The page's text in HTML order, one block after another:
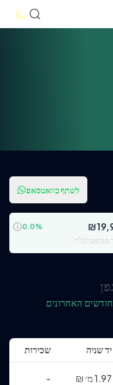
לשתף בוואטסאפ
₪
0.0%
ממוצע למ"ר
יד שניה שכירות
1.97 מ׳ ₪
-